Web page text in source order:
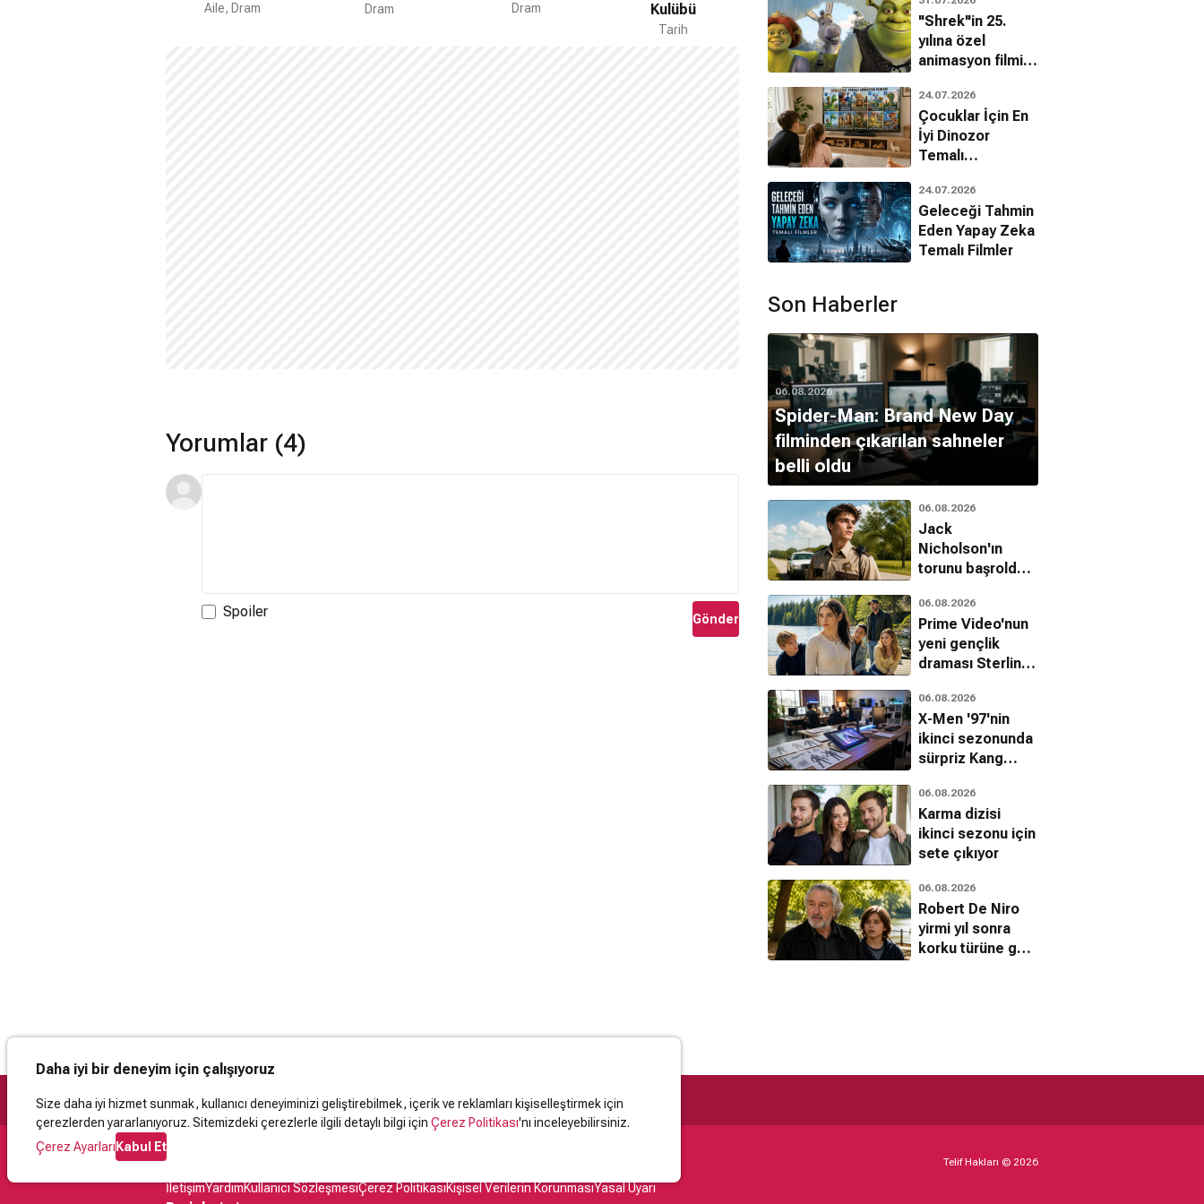
Aile, Dram Dram Dram
Kulübü
Tarih
Yorumlar (4)
Spoiler Gönder
bilinmeyenleri!
"Shrek"in 25.
yılına özel
animasyon filmin
24.07.2026
Çocuklar İçin En
İyi Dinozor
Temalı
Filmleri
24.07.2026
Geleceği Tahmin
Eden Yapay Zeka
Temalı Filmler
Son Haberler
06.08.2026
Spider-Man: Brand New Day
filminden çıkarılan sahneler
belli oldu
06.08.2026
Jack
Nicholson'ın
torunu başrolde:
ilk fragman
06.08.2026
Prime Video'nun
yeni gençlik
draması Sterling
her şey
06.08.2026
X-Men '97'nin
ikinci sezonunda
sürpriz Kang
06.08.2026
Karma dizisi
ikinci sezonu için
sete çıkıyor
06.08.2026
Robert De Niro
yirmi yıl sonra
korku türüne geri
Daha iyi bir deneyim için çalışıyoruz
Size daha iyi hizmet sunmak, kullanıcı deneyiminizi geliştirebilmek, içerik ve reklamları kişiselleştirmek için
çerezlerden yararlanıyoruz. Sitemizdeki çerezlerle ilgili detaylı bilgi için Çerez Politikası'nı inceleyebilirsiniz.
Çerez AyarlarıKabul Et
Destek
İletişimYardımKullanıcı SözleşmesiÇerez PolitikasıKişisel Verilerin KorunmasıYasal Uyarı
Telif Hakları © 2026